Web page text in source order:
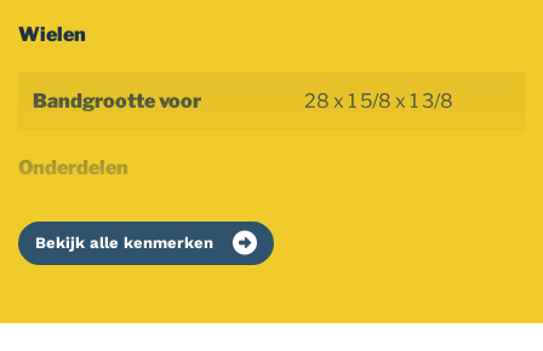
Wielen
Bandgrootte voor 28 x 1 5/8 x 1 3/8
Onderdelen
Bekijk alle kenmerken